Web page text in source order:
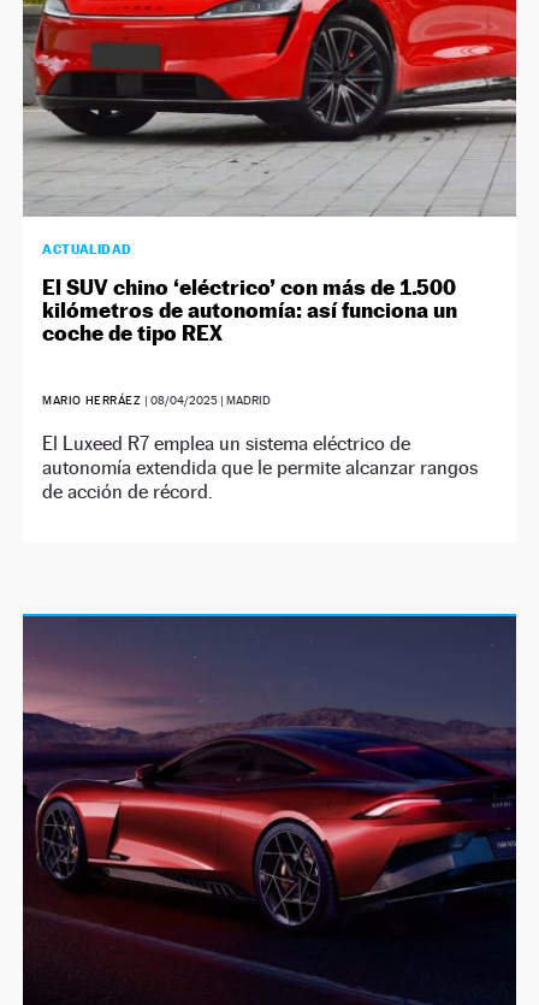
ACTUALIDAD
El SUV chino ‘eléctrico’ con más de 1.500
kilómetros de autonomía: así funciona un
coche de tipo REX
MARIO HERRÁEZ | 08/04/2025| MADRID
El Luxeed R7 emplea un sistema eléctrico de
autonomía extendida que le permite alcanzar rangos
de acción de récord.